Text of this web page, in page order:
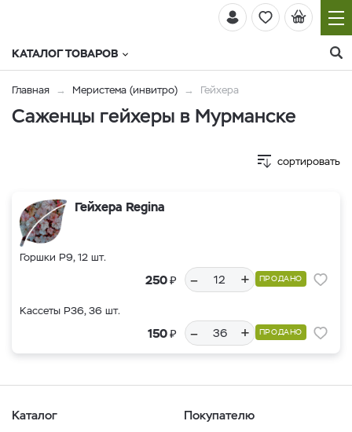
КАТАЛОГ ТОВАРОВ
Главная Меристема (инвитро) Гейхера
Саженцы гейхеры в Мурманске
сортировать
Гейхера Regina
Горшки Р9, 12 шт.
250₽ – + ПРОДАНО
Кассеты Р36, 36 шт.
150₽ – + ПРОДАНО
Каталог Покупателю